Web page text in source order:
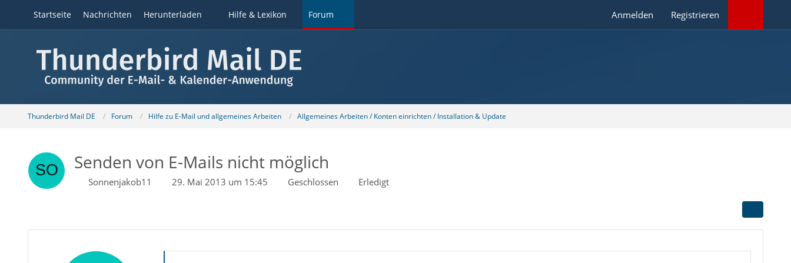
Startseite Nachrichten Herunterladen Hilfe & Lexikon Forum Anmelden Registrieren
Thunderbird Mail DE Forum Hilfe zu E-Mail und allgemeines Arbeiten Allgemeines Arbeiten / Konten einrichten / Installation & Update
Senden von E-Mails nicht möglich
Sonnenjakob11 29. Mai 2013 um 15:45 Geschlossen Erledigt